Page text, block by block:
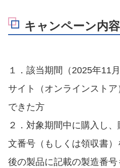
キャンペーン内
１．該当期間（2025年11
サイト（オンラインスト
できた方
２．対象期間中に購入し
文番号（もしくは領収書
後の製品に記載の製造番